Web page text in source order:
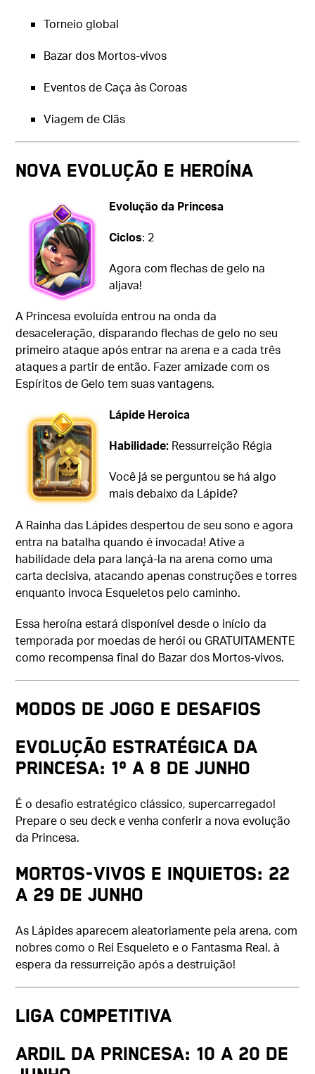
Torneio global
Bazar dos Mortos-vivos
Eventos de Caça às Coroas
Viagem de Clãs
NOVA EVOLUÇÃO E HEROÍNA
Evolução da Princesa
Ciclos: 2
Agora com flechas de gelo na
aljava!
A Princesa evoluída entrou na onda da
desaceleração, disparando flechas de gelo no seu
primeiro ataque após entrar na arena e a cada três
ataques a partir de então. Fazer amizade com os
Espíritos de Gelo tem suas vantagens.
Lápide Heroica
Habilidade: Ressurreição Régia
Você já se perguntou se há algo
mais debaixo da Lápide?
A Rainha das Lápides despertou de seu sono e agora
entra na batalha quando é invocada! Ative a
habilidade dela para lançá-la na arena como uma
carta decisiva, atacando apenas construções e torres
enquanto invoca Esqueletos pelo caminho.
Essa heroína estará disponível desde o início da
temporada por moedas de herói ou GRATUITAMENTE
como recompensa final do Bazar dos Mortos-vivos.
MODOS DE JOGO E DESAFIOS
Evolução estratégica da
Princesa: 1º a 8 de junho
É o desafio estratégico clássico, supercarregado!
Prepare o seu deck e venha conferir a nova evolução
da Princesa.
Mortos-vivos e Inquietos: 22
a 29 de junho
As Lápides aparecem aleatoriamente pela arena, com
nobres como o Rei Esqueleto e o Fantasma Real, à
espera da ressurreição após a destruição!
LIGA COMPETITIVA
Ardil da Princesa: 10 a 20 de